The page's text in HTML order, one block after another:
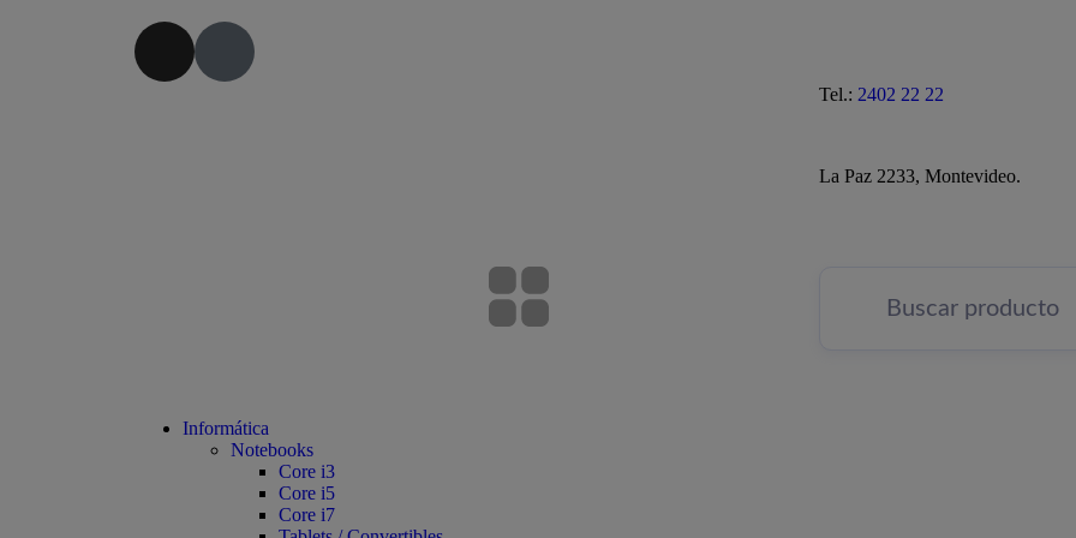
Tel.: 2402 22 22
La Paz 2233, Montevideo.
Informática
Notebooks
Core i3
Core i5
Core i7